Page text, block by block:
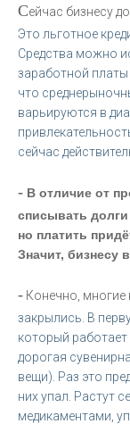
Сейчас бизнесу
Это льготное
Средства можно
заработной платы
что
варьируются в
сейчас
- В отличие от
списывать
но платить
Значит, бизнесу
- Конечно, многие
закрылись. В
который работает
дорогая
вещи). Раз это
них упал. Растут
медикаментами,